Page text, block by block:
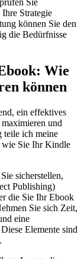
Sie
Strategie
können Sie den
die Bedürfnisse⁤
Wie
können
ein effektives
⁤und
teile ich meine
wie Sie Ihr Kindle
sicherstellen,
Publishing)
die Sie Ihr Ebook​
Sie sich Zeit,
eine
Elemente sind